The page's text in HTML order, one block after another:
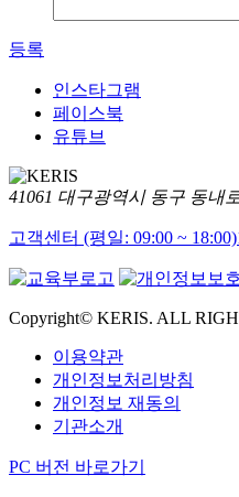
등록
인스타그램
페이스북
유튜브
41061 대구광역시 동구 동내
고객센터 (평일: 09:00 ~ 18:00)
Copyright© KERIS. ALL
이용약관
개인정보처리방침
개인정보 재동의
기관소개
PC 버전 바로가기